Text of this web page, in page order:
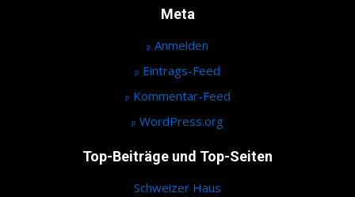
Meta
Anmelden
Eintrags-Feed
Kommentar-Feed
WordPress.org
Top-Beiträge und Top-Seiten
Schweizer Haus